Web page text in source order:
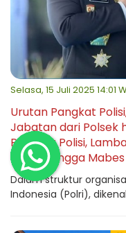
Selasa, 15 Juli 2025 14:01
Urutan Pangkat
Jabatan dari Polsek
Pangkat Polisi,
Polsek hingga
Dalam struktur
Indonesia (Polri),